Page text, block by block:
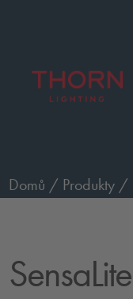
Domů / Produkty /
SensaLite